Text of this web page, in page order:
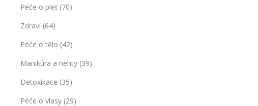
Péče o pleť(70)
Zdraví (64)
Péče o tělo (42)
Manikúra a nehty (39)
Detoxikace (35)
Péče o vlasy (29)